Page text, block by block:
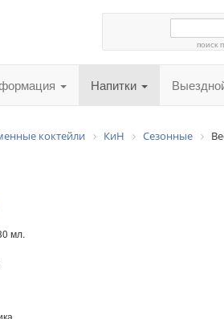
поиск
Напитки
коктейли КиН Сезонные
мл.